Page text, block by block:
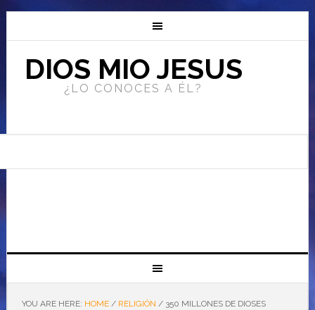
DIOS MIO JESUS
¿LO CONOCES A ÉL?
YOU ARE HERE: HOME / RELIGIÓN /350 MILLONES DE DIOSES